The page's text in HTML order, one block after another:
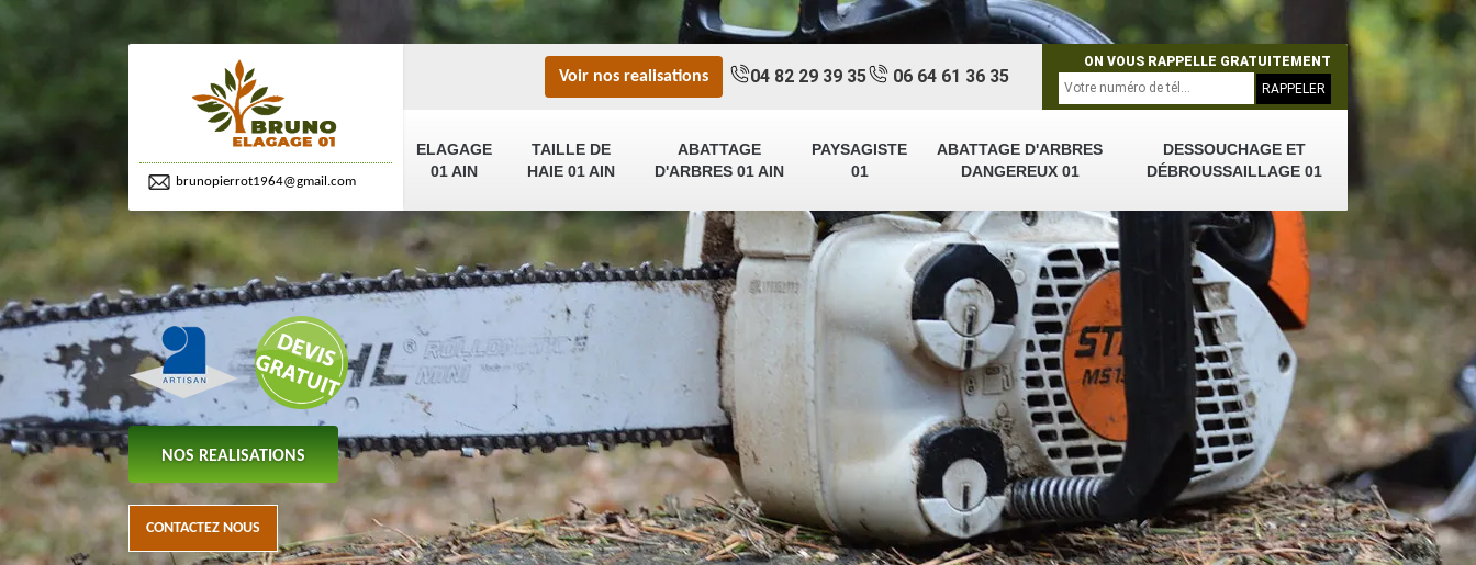
brunopierrot1964@gmail.com
ELAGAGE
01 AIN
TAILLE DE
HAIE 01 AIN
ABATTAGE
D'ARBRES 01 AIN
PAYSAGISTE
01
ABATTAGE D'ARBRES
DANGEREUX 01
DESSOUCHAGE ET
DÉBROUSSAILLAGE 01
Voir nos realisations 04 82 29 39 35 06 64 61 36 35
ON VOUS RAPPELLE GRATUITEMENT
NOS REALISATIONS
CONTACTEZ NOUS